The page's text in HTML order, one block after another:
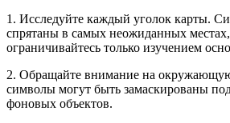
1. Исследуйте каждый уголок карты.
спрятаны в самых неожиданных
ограничивайтесь только изучением
2. Обращайте внимание на
символы могут быть замаскированы
фоновых объектов.